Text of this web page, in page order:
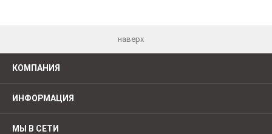
наверх
КОМПАНИЯ
ИНФОРМАЦИЯ
МЫ В СЕТИ